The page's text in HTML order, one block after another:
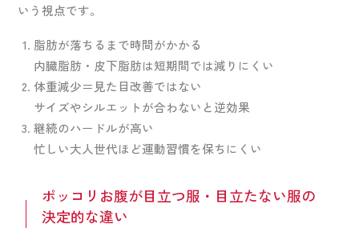
いう視点です。
脂肪が落ちるまで時間がかかる
内臓脂肪・皮下脂肪は短期間では減りにくい
体重減少＝見た目改善ではない
サイズやシルエットが合わないと逆効果
継続のハードルが高い
忙しい大人世代ほど運動習慣を保ちにくい
ポッコリお腹が目立つ服・目立たない服の
決定的な違い